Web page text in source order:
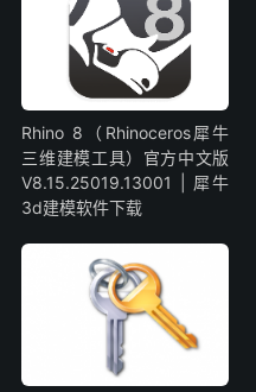
Rhino 8（Rhinoceros犀牛
三维建模工具）官方中文版
V8.15.25019.13001 | 犀牛
3d建模软件下载